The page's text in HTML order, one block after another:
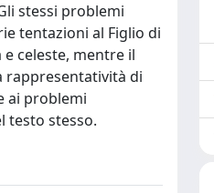
stessi problemi
tentazioni al Figlio di
celeste, mentre il
rappresentatività di
ai problemi
testo stesso.